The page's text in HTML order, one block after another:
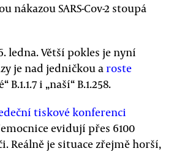
SARS-Cov-2 stoupá
ledna. Větší pokles je nyní
je nad jedničkou aroste
B.1.1.7 i „naší“ B.1.258.
tiskové konferenci
evidují přes 6100
Reálně je situace zřejmě horší,